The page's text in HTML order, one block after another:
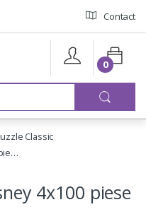
Contact
0
Classic
4x100 piese